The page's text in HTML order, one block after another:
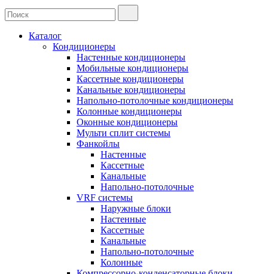
Каталог
Кондиционеры
Настенные кондиционеры
Мобильные кондиционеры
Кассетные кондиционеры
Канальные кондиционеры
Напольно-потолочные кондиционеры
Колонные кондиционеры
Оконные кондиционеры
Мульти сплит системы
Фанкойлы
Настенные
Кассетные
Канальные
Напольно-потолочные
VRF системы
Наружные блоки
Настенные
Кассетные
Канальные
Напольно-потолочные
Колонные